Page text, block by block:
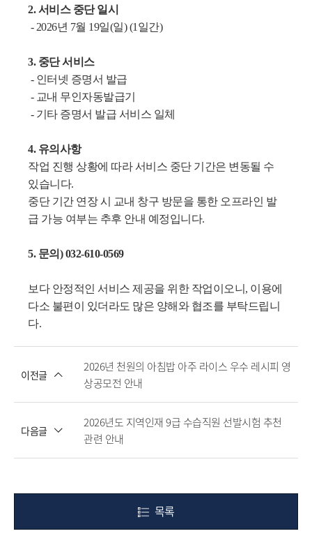
2. 서비스 중단 일시
- 2026년 7월 19일(일) (1일간)
3. 중단 서비스
- 인터넷 증명서 발급
- 교내 무인자동발급기
- 기타 증명서 발급 서비스 일체
4. 유의사항
작업 진행 상황에 따라 서비스 중단 기간은 변동될 수
있습니다.
중단 기간 연장 시 교내 창구 방문을 통한 오프라인 발
급 가능 여부는 추후 안내 예정입니다.
5. 문의) 032-610-0569
보다 안정적인 서비스 제공을 위한 작업이오니, 이용에
다소 불편이 있더라도 많은 양해와 협조를 부탁드립니
다.
이전글
2026년 천원의 아침밥 아주 라이스 우수 레시피 영
상공모전 안내
다음글
2026년도 지역인재 9급 수습직원 선발시험 추천
관련 안내
목록